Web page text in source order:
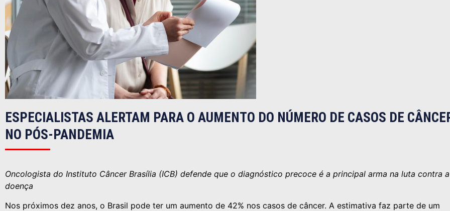
ESPECIALISTAS ALERTAM PARA O AUMENTO DO NÚMERO DE CASOS DE
NO PÓS-PANDEMIA
Oncologista do Instituto Câncer Brasília (ICB) defende que o diagnóstico precoce é a principal arma na luta contra a
doença
Nos próximos dez anos, o Brasil pode ter um aumento de 42% nos casos de câncer. A estimativa faz parte de um